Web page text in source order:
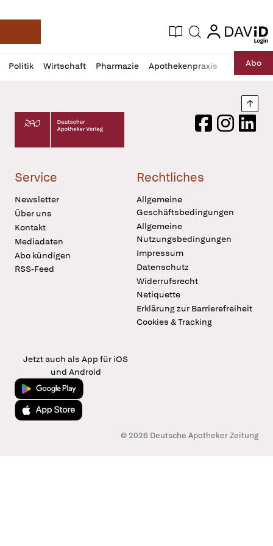
Deutsche Apotheker Zeitung
Aktuelle Ausgabe
Suche login
login
Politik Wirtschaft Pharmazie Apothekenpraxis RechtAbo
Profil
öffnen
Daz
Pur
Deutscher Apotheker Verlag Logo
FacebookInstagram
Service
Newsletter
Über uns
Kontakt
Mediadaten
Abo kündigen
RSS-Feed
Rechtliches
Allgemeine
Geschäftsbedingungen
Allgemeine
Nutzungsbedingungen
Impressum
Datenschutz
Widerrufsrecht
Netiquette
Erklärung zur Barrierefreiheit
Cookies & Tracking
Jetzt auch als App für iOS
und Android
Jetzt bei Google Play
Laden im App Store
© 2026 Deutsche Apotheker Zeitung